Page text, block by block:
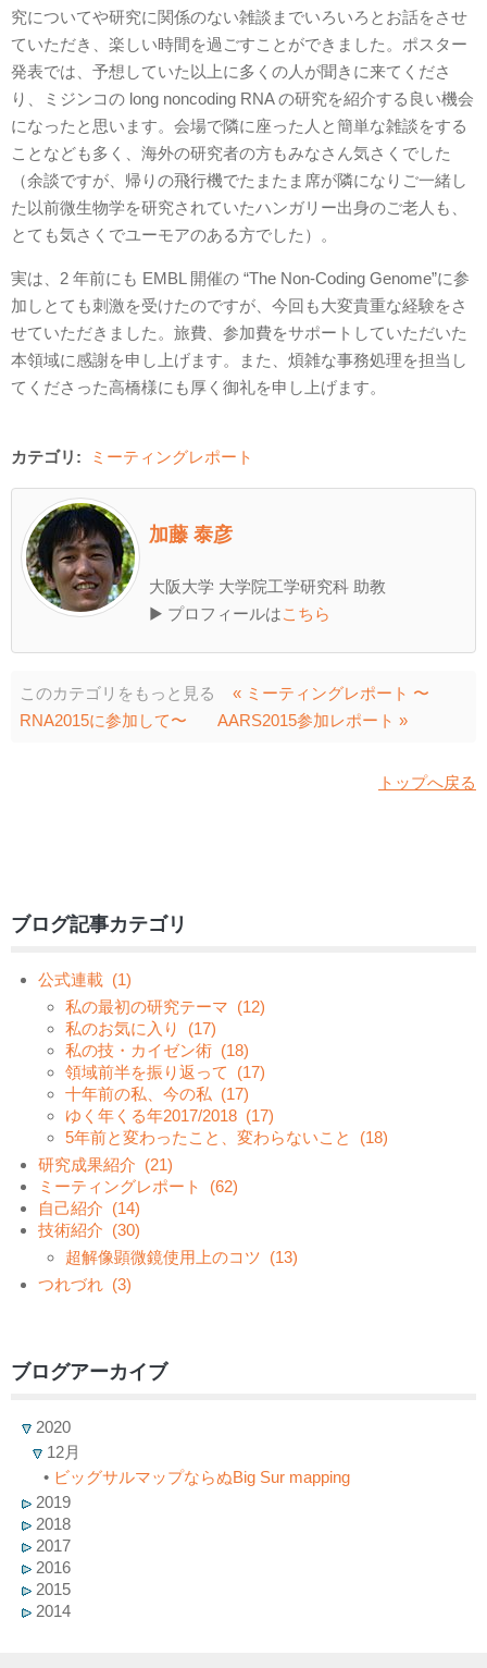
究についてや研究に関係のない雑談までいろいろとお話をさせ
ていただき、楽しい時間を過ごすことができました。ポスター
発表では、予想していた以上に多くの人が聞きに来てくださ
り、ミジンコの long noncoding RNA の研究を紹介する良い機会
になったと思います。会場で隣に座った人と簡単な雑談をする
ことなども多く、海外の研究者の方もみなさん気さくでした
（余談ですが、帰りの飛行機でたまたま席が隣になりご一緒し
た以前微生物学を研究されていたハンガリー出身のご老人も、
とても気さくでユーモアのある方でした）。
実は、2 年前にも EMBL 開催の “The Non-Coding Genome”に参
加しとても刺激を受けたのですが、今回も大変貴重な経験をさ
せていただきました。旅費、参加費をサポートしていただいた
本領域に感謝を申し上げます。また、煩雑な事務処理を担当し
てくださった高橋様にも厚く御礼を申し上げます。
カテゴリ: ミーティングレポート
加藤 泰彦
大阪大学 大学院工学研究科 助教
▶ プロフィールはこちら
このカテゴリをもっと見る
« ミーティングレポート 〜
RNA2015に参加して〜
AARS2015参加レポート »
トップへ戻る
ブログ記事カテゴリ
公式連載 (1)
私の最初の研究テーマ (12)
私のお気に入り
(17)
私の技・カイゼン術 (18)
領域前半を振り返って
(17)
十年前の私、今の私 (17)
ゆく年くる年2017/2018 (17)
5年前と変わったこと、変わらないこと
(18)
研究成果紹介 (21)
ミーティングレポート
(62)
自己紹介 (14)
技術紹介 (30)
超解像顕微鏡使用上のコツ (13)
つれづれ (3)
ブログアーカイブ
2020
12月
• ビッグサルマップならぬBig Sur mapping
2019
2018
2017
2016
2015
2014